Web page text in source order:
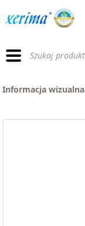
produktów
Informacja wizualna